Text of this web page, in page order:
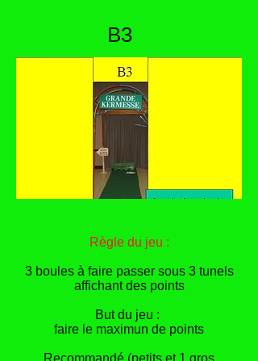
B3
Règle du jeu :
3 boules à faire passer sous 3 tunels
affichant des points
But du jeu :
faire le maximun de points
Recommandé (petits et 1 gros